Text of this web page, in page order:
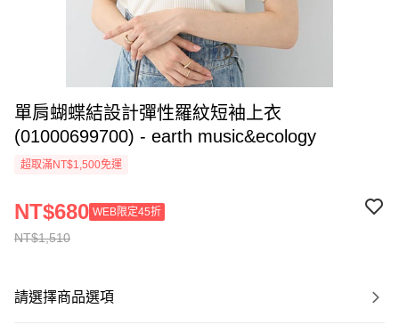
單肩蝴蝶結設計彈性羅紋短袖上衣
(01000699700) - earth music&ecology
超取滿NT$1,500免運
NT$1,510
NT$680 WEB限定45折
請選擇商品選項